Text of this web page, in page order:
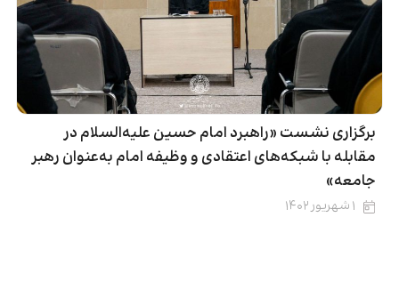
برگزاری نشست «راهبرد امام حسین علیه‌السلام در
مقابله با شبکه‌های اعتقادی و وظیفه امام به‌عنوان رهبر
جامعه»
۱ شهریور ۱۴۰۲